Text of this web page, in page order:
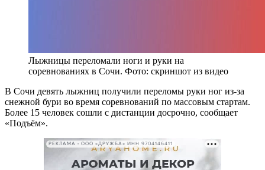
Лыжницы переломали ноги и руки на
соревнованиях в Сочи. Фото: скриншот из видео
В Сочи девять лыжниц получили переломы руки ног из-за
снежной бури во время соревнований по массовым стартам.
Более 15 человек сошли с дистанции досрочно, сообщает
«Подъём».
РЕКЛАМА • ООО «ДРУЖБА» ИНН 9704146411